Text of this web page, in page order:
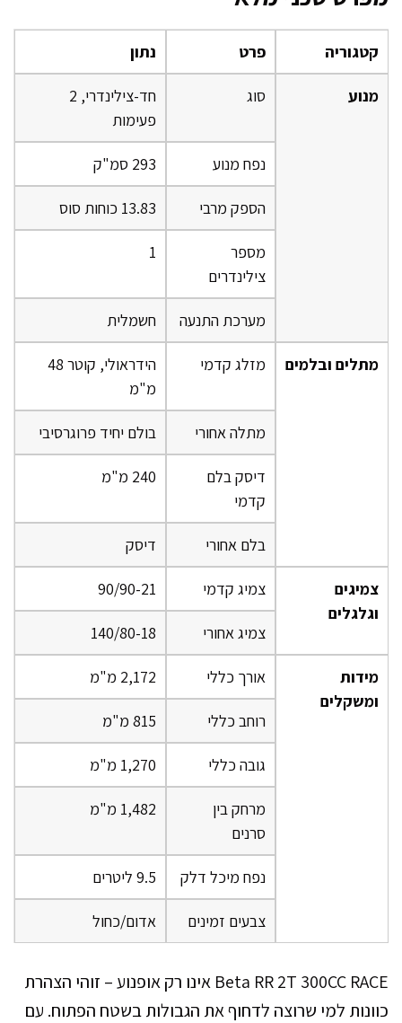
קטגוריה פרט נתון
מנוע סוג
חד-צילינדרי, 2
פעימות
נפח מנוע 293 סמ"ק
הספק מרבי 13.83 כוחות סוס
מספר
צילינדרים
1
מערכת התנעה חשמלית
מתלים ובלמים מזלג קדמי
הידראולי, קוטר 48
מ"מ
מתלה אחורי בולם יחיד פרוגרסיבי
דיסק בלם
קדמי
240 מ"מ
בלם אחורי דיסק
צמיגים
וגלגלים
צמיג קדמי 90/90-21
צמיג אחורי 140/80-18
מידות
ומשקלים
אורך כללי 2,172 מ"מ
רוחב כללי 815 מ"מ
גובה כללי 1,270 מ"מ
מרחק בין
סרנים
1,482 מ"מ
נפח מיכל דלק 9.5 ליטרים
צבעים זמינים אדום/כחול
Beta RR 2T 300CC RACE אינו רק אופנוע – זוהי הצהרת
כוונות למי שרוצה לדחוף את הגבולות בשטח הפתוח. עם